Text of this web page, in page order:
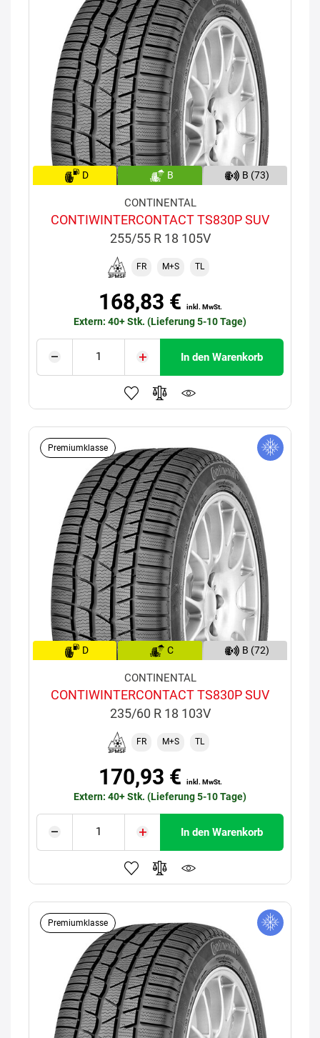
D B B (73)
CONTINENTAL
CONTIWINTERCONTACT TS830P SUV
255/55 R 18 105V
FR M+S TL
168,83 € inkl. MwSt.
Extern: 40+ Stk. (Lieferung 5-10 Tage)
In den Warenkorb
Premiumklasse
D C B (72)
CONTINENTAL
CONTIWINTERCONTACT TS830P SUV
235/60 R 18 103V
FR M+S TL
170,93 € inkl. MwSt.
Extern: 40+ Stk. (Lieferung 5-10 Tage)
In den Warenkorb
Premiumklasse